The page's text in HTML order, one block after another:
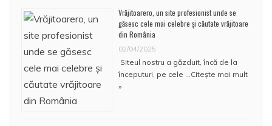
Vrăjitoarero, un site profesionist unde se
găsesc cele mai celebre și căutate vrăjitoare
din România
02/04/2025
Siteul nostru a găzduit, încă de la
începuturi, pe cele … Citește mai mult
»